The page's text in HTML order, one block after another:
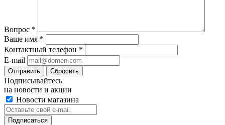
Вопрос *
Ваше имя *
Контактный телефон *
E-mail
Отправить Сбросить
Подписывайтесь
на новости и акции
Новости магазина